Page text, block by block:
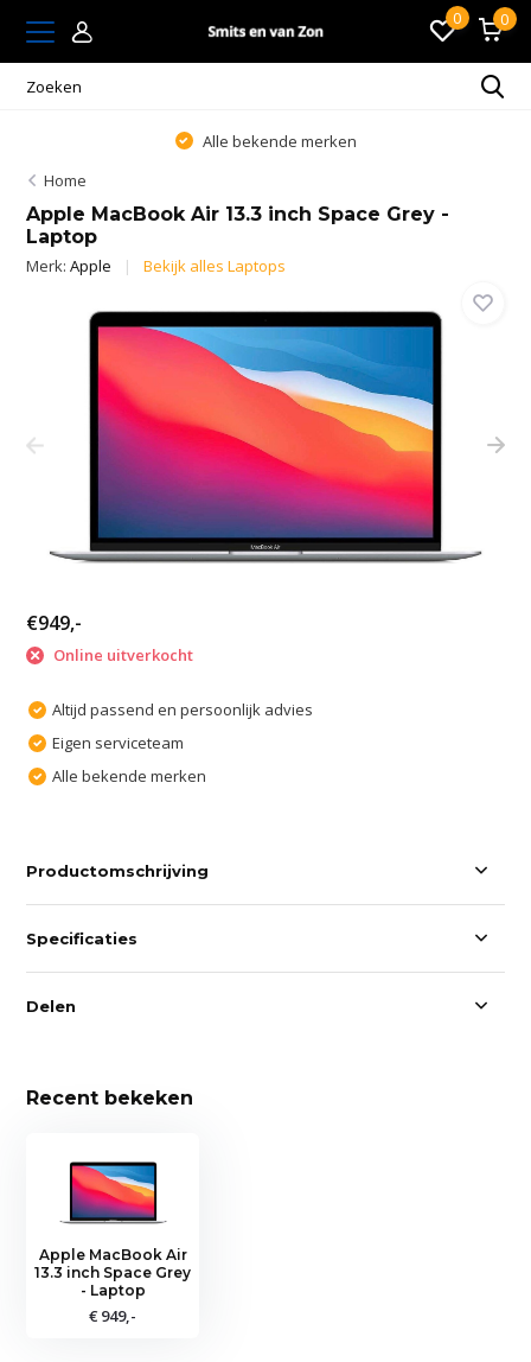
0 0
Alle bekende merken
Home
Apple MacBook Air 13.3 inch Space Grey -
Laptop
Merk:Apple Bekijk alles Laptops
€949,-
Online uitverkocht
Altijd passend en persoonlijk advies
Eigen serviceteam
Alle bekende merken
Productomschrijving
Specificaties
Delen
Recent bekeken
Apple MacBook Air
13.3 inch Space Grey
- Laptop
€ 949,-